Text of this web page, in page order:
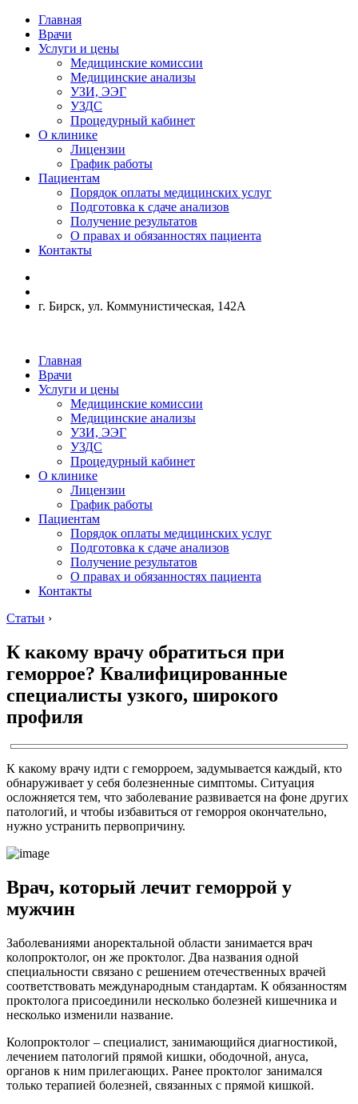
Главная
Врачи
Услуги и цены
Медицинские комиссии
Медицинские анализы
УЗИ, ЭЭГ
УЗДС
Процедурный кабинет
О клинике
Лицензии
График работы
Пациентам
Порядок оплаты медицинских услуг
Подготовка к сдаче анализов
Получение результатов
О правах и обязанностях пациента
Контакты
г. Бирск, ул. Коммунистическая, 142А
Главная
Врачи
Услуги и цены
Медицинские комиссии
Медицинские анализы
УЗИ, ЭЭГ
УЗДС
Процедурный кабинет
О клинике
Лицензии
График работы
Пациентам
Порядок оплаты медицинских услуг
Подготовка к сдаче анализов
Получение результатов
О правах и обязанностях пациента
Контакты
Статьи ›
К какому врачу обратиться при
геморрое? Квалифицированные
специалисты узкого, широкого
профиля
К какому врачу идти с геморроем, задумывается каждый, кто
обнаруживает у себя болезненные симптомы. Ситуация
осложняется тем, что заболевание развивается на фоне других
патологий, и чтобы избавиться от геморроя окончательно,
нужно устранить первопричину.
Врач, который лечит геморрой у
мужчин
Заболеваниями аноректальной области занимается врач
колопроктолог, он же проктолог. Два названия одной
специальности связано с решением отечественных врачей
соответствовать международным стандартам. К обязанностям
проктолога присоединили несколько болезней кишечника и
несколько изменили название.
Колопроктолог – специалист, занимающийся диагностикой,
лечением патологий прямой кишки, ободочной, ануса,
органов к ним прилегающих. Ранее проктолог занимался
только терапией болезней, связанных с прямой кишкой.